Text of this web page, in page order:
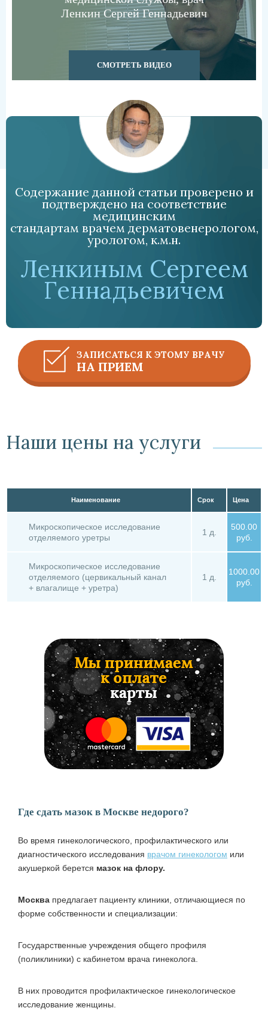
Ленкин Сергей Геннадьевич
СМОТРЕТЬ ВИДЕО
Содержание данной статьи проверено и
подтверждено на соответствие
медицинским
стандартам врачем дерматовенерологом,
урологом, к.м.н.
Ленкиным Сергеем
Геннадьевичем
ЗАПИСАТЬСЯ К ЭТОМУ ВРАЧУ
НА ПРИЕМ
Наши цены на услуги
Наименование Срок Цена
Микроскопическое исследование
отделяемого уретры
1 д.
500.00
руб.
Микроскопическое исследование
отделяемого (цервикальный канал
+ влагалище + уретра)
1 д.
1000.00
руб.
Где сдать мазок в Москве недорого?
Во время гинекологического, профилактического или
диагностического исследования врачом гинекологом или
акушеркой берется мазок на флору.
Москва предлагает пациенту клиники, отличающиеся по
форме собственности и специализации:
Государственные учреждения общего профиля
(поликлиники) с кабинетом врача гинеколога.
В них проводится профилактическое гинекологическое
исследование женщины.